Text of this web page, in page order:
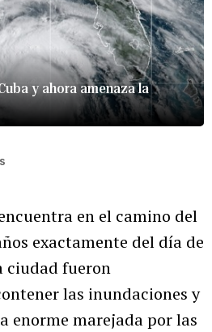
y ahora amenaza la
en el camino del
exactamente del día de
ciudad fueron
las inundaciones y
enorme marejada por las